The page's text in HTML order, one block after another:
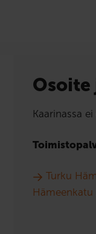
Kaarinassa
Turku
Hämeenkatu